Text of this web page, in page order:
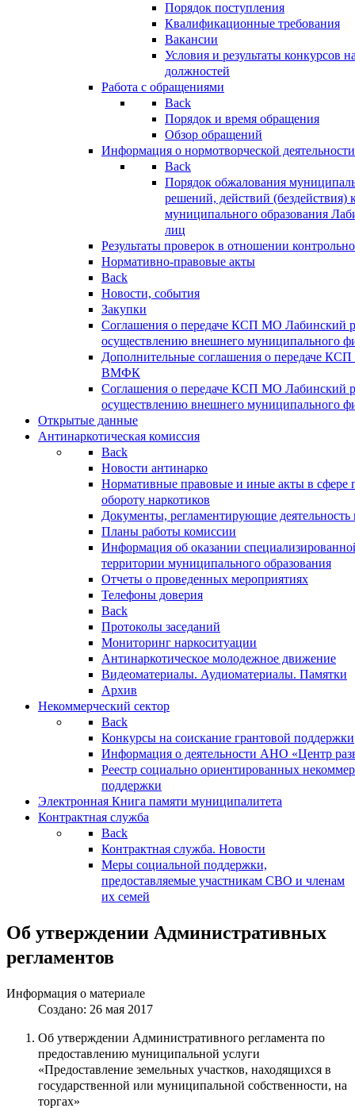
Порядок поступления
Квалификационные требования
Вакансии
Условия и результаты конкурсов
должностей
Работа с обращениями
Back
Порядок и время обращения
Обзор обращений
Информация о нормотворческой деятельности
Back
Порядок обжалования
решений, действий (бездействия)
муниципального образования
лиц
Результаты проверок в отношении
Нормативно-правовые акты
Back
Новости, события
Закупки
Соглашения о передаче КСП МО Лабинский
осуществлению внешнего муниципального
Дополнительные соглашения о передаче
ВМФК
Соглашения о передаче КСП МО Лабинский
осуществлению внешнего муниципального
Открытые данные
Антинаркотическая комиссия
Back
Новости антинарко
Нормативные правовые и иные акты в сфере
обороту наркотиков
Документы, регламентирующие деятельность
Планы работы комиссии
Информация об оказании
территории муниципального образования
Отчеты о проведенных мероприятиях
Телефоны доверия
Back
Протоколы заседаний
Мониторинг наркоситуации
Антинаркотическое молодежное движение
Видеоматериалы. Аудиоматериалы. Памятки
Архив
Некоммерческий сектор
Back
Конкурсы на соискание грантовой поддержки
Информация о деятельности АНО «Центр
Реестр социально ориентированных
поддержки
Электронная Книга памяти муниципалитета
Контрактная служба
Back
Контрактная служба. Новости
Меры социальной поддержки,
предоставляемые участникам СВО и членам
их семей
Об утверждении Административных
регламентов
Информация о материале
Создано: 26 мая 2017
Об утверждении Административного регламента по
предоставлению муниципальной услуги
«Предоставление земельных участков, находящихся в
государственной или муниципальной собственности, на
торгах»